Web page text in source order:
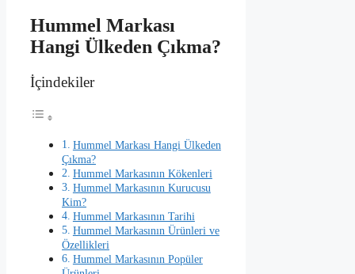
Hummel Markası
Hangi Ülkeden Çıkma?
İçindekiler
Hummel Markası Hangi Ülkeden
Çıkma?
Hummel Markasının Kökenleri
Hummel Markasının Kurucusu
Kim?
Hummel Markasının Tarihi
Hummel Markasının Ürünleri ve
Özellikleri
Hummel Markasının Popüler